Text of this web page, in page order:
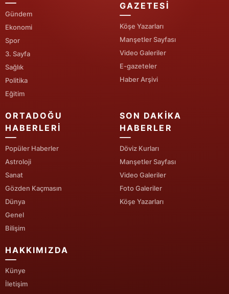
Gündem
Ekonomi
Spor
3. Sayfa
Sağlık
Politika
Eğitim
GAZETESI
Köşe Yazarları
Manşetler Sayfası
Video Galeriler
E-gazeteler
Haber Arşivi
ORTADOĞU
HABERLERI
Popüler Haberler
Astroloji
Sanat
Gözden Kaçmasın
Dünya
Genel
Bilişim
SON DAKIKA
HABERLER
Döviz Kurları
Manşetler Sayfası
Video Galeriler
Foto Galeriler
Köşe Yazarları
HAKKIMIZDA
Künye
İletişim